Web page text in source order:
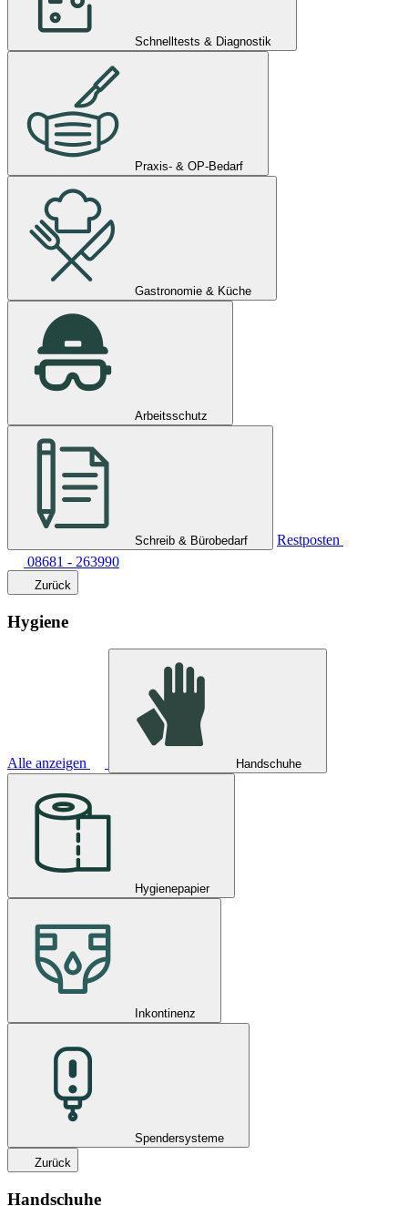
Schnelltests & Diagnostik
Praxis- & OP-Bedarf
Gastronomie & Küche
Arbeitsschutz
Schreib & Bürobedarf
Restposten
08681 - 263990
Zurück
Hygiene
Alle anzeigen Handschuhe
Hygienepapier
Inkontinenz
Spendersysteme
Zurück
Handschuhe